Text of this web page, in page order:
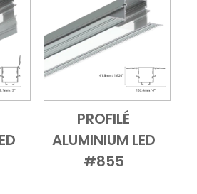
Add to Cart
Vue
PROFILÉ
ALUMINIUM LED
#855